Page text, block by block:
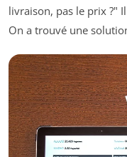
livraison, pas le prix ?"
On a trouvé une